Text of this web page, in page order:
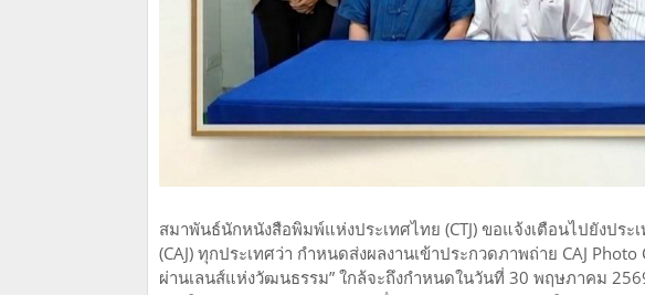
สมาพันธ์นักหนังสือพิมพ์แห่งประเทศไทย (CTJ) ขอแจ้งเตือนไปยังปร
(CAJ) ทุกประเทศว่า กำหนดส่งผลงานเข้าประกวดภาพถ่าย CAJ
ผ่านเลนส์แห่งวัฒนธรรม” ใกล้จะถึงกำหนดในวันที่ 30 พฤษภาคม